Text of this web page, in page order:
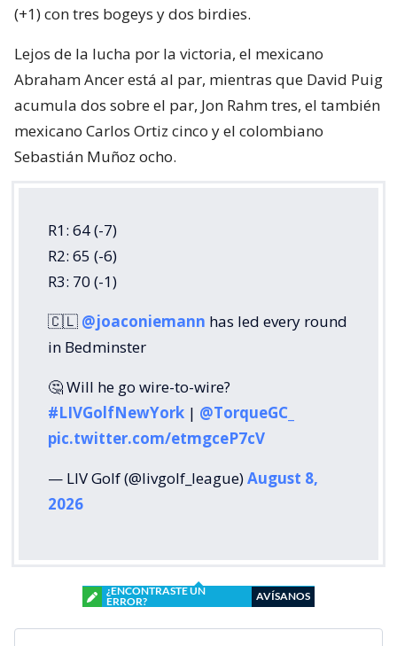
(+1) con tres bogeys y dos birdies.
Lejos de la lucha por la victoria, el mexicano
Abraham Ancer está al par, mientras que David Puig
acumula dos sobre el par, Jon Rahm tres, el también
mexicano Carlos Ortiz cinco y el colombiano
Sebastián Muñoz ocho.
R1: 64 (-7)
R2: 65 (-6)
R3: 70 (-1)
🇨🇱 @joaconiemann has led every round
in Bedminster
🤔 Will he go wire-to-wire?
#LIVGolfNewYork | @TorqueGC_
pic.twitter.com/etmgceP7cV
— LIV Golf (@livgolf_league)August 8,
2026
¿ENCONTRASTE UN
ERROR?
AVÍSANOS